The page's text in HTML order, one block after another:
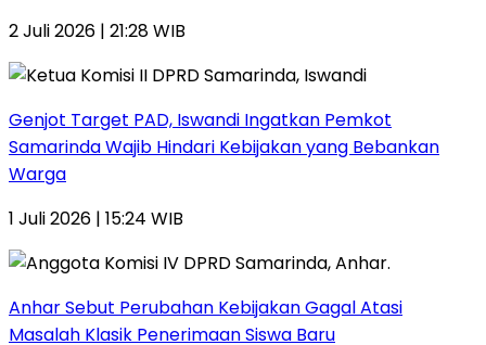
2 Juli 2026 | 21:28 WIB
Genjot Target PAD, Iswandi Ingatkan Pemkot
Samarinda Wajib Hindari Kebijakan yang Bebankan
Warga
1 Juli 2026 | 15:24 WIB
Anhar Sebut Perubahan Kebijakan Gagal Atasi
Masalah Klasik Penerimaan Siswa Baru